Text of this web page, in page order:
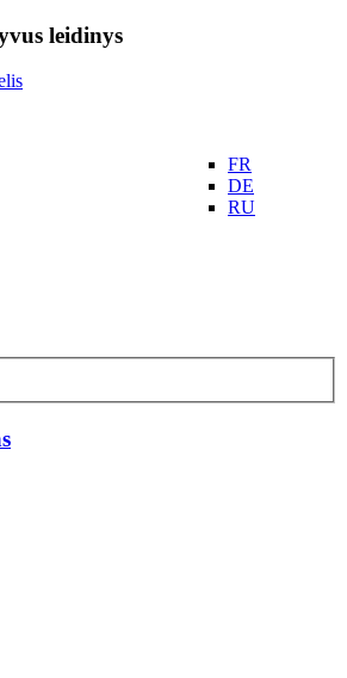
leidinys
FR
DE
RU